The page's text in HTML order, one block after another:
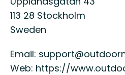
113 28 Stockholm
Sweden
Email:
Web: https://